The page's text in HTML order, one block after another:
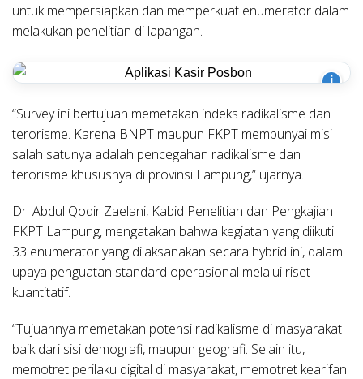
untuk mempersiapkan dan memperkuat enumerator dalam
melakukan penelitian di lapangan.
i
“Survey ini bertujuan memetakan indeks radikalisme dan
terorisme. Karena BNPT maupun FKPT mempunyai misi
salah satunya adalah pencegahan radikalisme dan
terorisme khususnya di provinsi Lampung,” ujarnya.
Dr. Abdul Qodir Zaelani, Kabid Penelitian dan Pengkajian
FKPT Lampung, mengatakan bahwa kegiatan yang diikuti
33 enumerator yang dilaksanakan secara hybrid ini, dalam
upaya penguatan standard operasional melalui riset
kuantitatif.
“Tujuannya memetakan potensi radikalisme di masyarakat
baik dari sisi demografi, maupun geografi. Selain itu,
memotret perilaku digital di masyarakat, memotret kearifan